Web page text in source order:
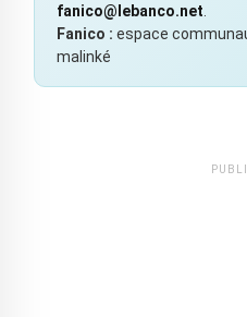
fanico@lebanco.net
Fanico : espace
malinké